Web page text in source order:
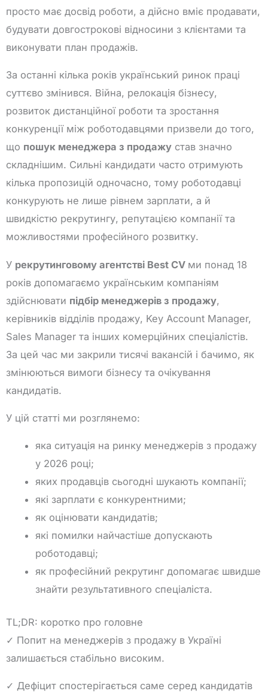
просто має досвід роботи, а дійсно вміє продавати,
будувати довгострокові відносини з клієнтами та
виконувати план продажів.
За останні кілька років український ринок праці
суттєво змінився. Війна, релокація бізнесу,
розвиток дистанційної роботи та зростання
конкуренції між роботодавцями призвели до того,
що пошук менеджера з продажу став значно
складнішим. Сильні кандидати часто отримують
кілька пропозицій одночасно, тому роботодавці
конкурують не лише рівнем зарплати, а й
швидкістю рекрутингу, репутацією компанії та
можливостями професійного розвитку.
У рекрутинговому агентстві Best CV ми понад 18
років допомагаємо українським компаніям
здійснювати підбір менеджерів з продажу,
керівників відділів продажу, Key Account Manager,
Sales Manager та інших комерційних спеціалістів.
За цей час ми закрили тисячі вакансій і бачимо, як
змінюються вимоги бізнесу та очікування
кандидатів.
У цій статті ми розглянемо:
яка ситуація на ринку менеджерів з продажу
у 2026 році;
яких продавців сьогодні шукають компанії;
які зарплати є конкурентними;
як оцінювати кандидатів;
які помилки найчастіше допускають
роботодавці;
як професійний рекрутинг допомагає швидше
знайти результативного спеціаліста.
TL;DR: коротко про головне
✓ Попит на менеджерів з продажу в Україні
залишається стабільно високим.
✓ Дефіцит спостерігається саме серед кандидатів